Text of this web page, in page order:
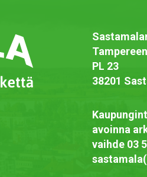
PL 23
38201
avoinna
vaihde 03